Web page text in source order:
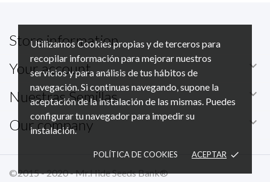
Utilizamos Cookies propias y de terceros para
recopilar información para mejorar nuestros
servicios y para análisis de tus hábitos de
navegación. Si continuas navegando, supone la
aceptación de la instalación de las mismas. Puedes
configurar tu navegador para impedir su
instalación.
POLÍTICA DE COOKIES ACEPTAR done
Store information
Your account

Nuestras Semillas 
Our company 
©2015 - 2020 - Mr.Hide Seeds Bank®